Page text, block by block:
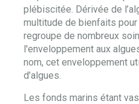
plébiscitée. Dérivée de
multitude de bienfaits
regroupe de nombreux
l'enveloppement aux
nom, cet enveloppement
d’algues.
Les fonds marins étant